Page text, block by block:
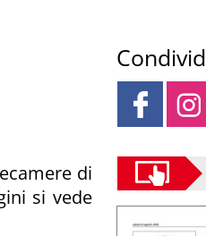
di
si vede